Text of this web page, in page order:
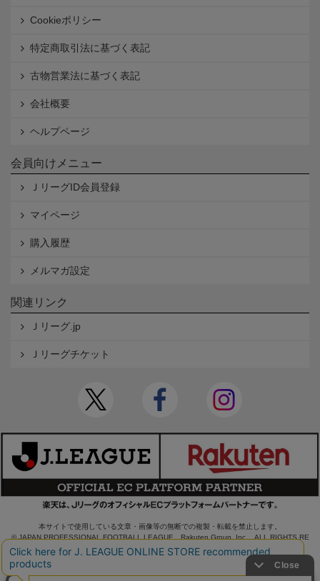
Cookieポリシー
特定商取引法に基づく表記
古物営業法に基づく表記
会社概要
ヘルプページ
会員向けメニュー
ＪリーグID会員登録
マイページ
購入履歴
メルマガ設定
関連リンク
Ｊリーグ.jp
Ｊリーグチケット
本サイトで使用している文章・画像等の無断での複製・転載を禁止します。
© JAPAN PROFESSIONAL FOOTBALL LEAGUE Rakuten Group, Inc. ALL RIGHTS RE
SERVED.